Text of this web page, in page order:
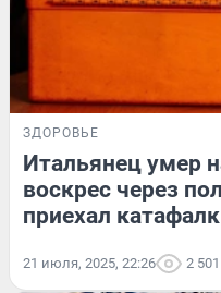
ЗДОРОВЬЕ
Итальянец умер
воскрес через
приехал
21 июля, 2025, 22:26 2 501